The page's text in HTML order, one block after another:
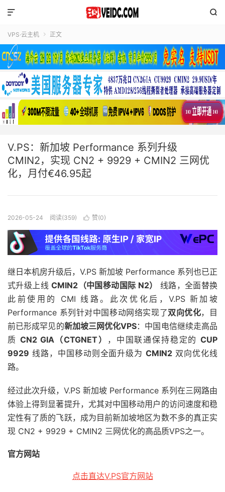


VPS·云主机  正文
V.PS：新加坡 Performance 系列升级
CMIN2，实现 CN2 + 9929 + CMIN2 三网优
化，月付€46.95起
2026-05-24 阅读(359)  赞(0)
继日本机房升级后，V.PS 新加坡 Performance 系列也已正
式升级上线CMIN2（中国移动国际 N2）
线路，全面替换
此前使用的 CMI 线路。此次优化后，V.PS 新加坡
Performance 系列针对中国移动网络实现了双向优化，目
前已形成罕见的新加坡三网优化VPS：中国电信继续走高品
质 CN2 GIA（CTGNET） ，中国联通保持稳定的CUP
9929 线路，中国移动则全面升级为CMIN2 双向优化线
路。
经过此次升级，V.PS 新加坡 Performance 系列在三网路由
体验上得到显著提升，尤其对中国移动用户的访问速度和稳
定性有了质的飞跃，成为目前新加坡地区为数不多的真正实
现 CN2 + 9929 + CMIN2 三网优化的高品质VPS之一。
官方网站
点击直达V.PS官方网站